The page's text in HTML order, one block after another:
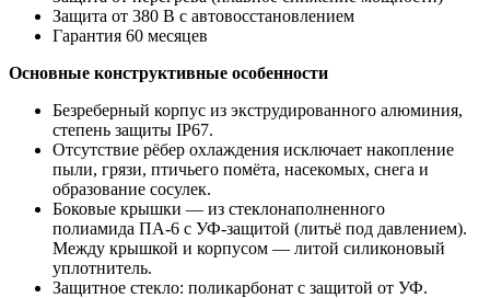
Защита от 380 В с автовосстановлением
Гарантия 60 месяцев
Основные конструктивные особенности
Безреберный корпус из экструдированного алюминия,
степень защиты IP67.
Отсутствие рёбер охлаждения исключает накопление
пыли, грязи, птичьего помёта, насекомых, снега и
образование сосулек.
Боковые крышки — из стеклонаполненного
полиамида ПА-6 с УФ-защитой (литьё под давлением).
Между крышкой и корпусом — литой силиконовый
уплотнитель.
Защитное стекло: поликарбонат с защитой от УФ.